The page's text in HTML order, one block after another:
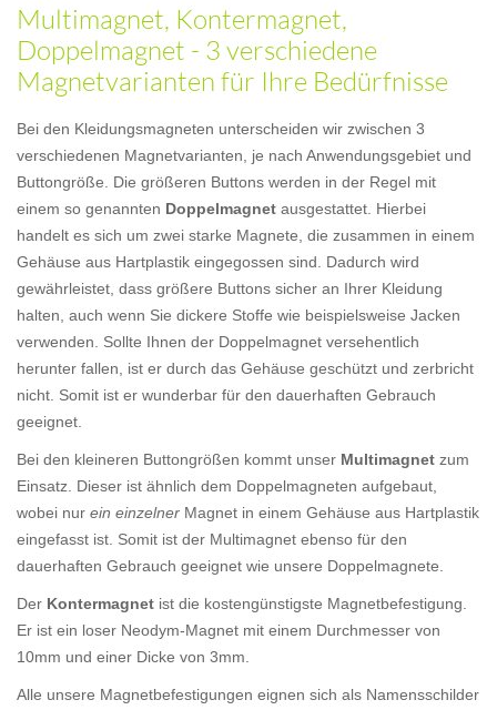
Multimagnet, Kontermagnet,
Doppelmagnet - 3 verschiedene
Magnetvarianten für Ihre Bedürfnisse
Bei den Kleidungsmagneten unterscheiden wir zwischen 3
verschiedenen Magnetvarianten, je nach Anwendungsgebiet und
Buttongröße. Die größeren Buttons werden in der Regel mit
einem so genannten Doppelmagnet ausgestattet. Hierbei
handelt es sich um zwei starke Magnete, die zusammen in einem
Gehäuse aus Hartplastik eingegossen sind. Dadurch wird
gewährleistet, dass größere Buttons sicher an Ihrer Kleidung
halten, auch wenn Sie dickere Stoffe wie beispielsweise Jacken
verwenden. Sollte Ihnen der Doppelmagnet versehentlich
herunter fallen, ist er durch das Gehäuse geschützt und zerbricht
nicht. Somit ist er wunderbar für den dauerhaften Gebrauch
geeignet.
Bei den kleineren Buttongrößen kommt unser Multimagnet zum
Einsatz. Dieser ist ähnlich dem Doppelmagneten aufgebaut,
wobei nur ein einzelner Magnet in einem Gehäuse aus Hartplastik
eingefasst ist. Somit ist der Multimagnet ebenso für den
dauerhaften Gebrauch geeignet wie unsere Doppelmagnete.
Der Kontermagnet ist die kostengünstigste Magnetbefestigung.
Er ist ein loser Neodym-Magnet mit einem Durchmesser von
10mm und einer Dicke von 3mm.
Alle unsere Magnetbefestigungen eignen sich als Namensschilder